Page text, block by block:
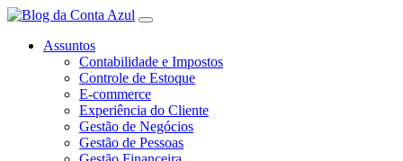
Assuntos
Contabilidade e Impostos
Controle de Estoque
E-commerce
Experiência do Cliente
Gestão de Negócios
Gestão de Pessoas